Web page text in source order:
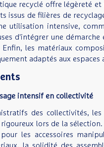
recyclé offre légèreté
issus de filières de
utilisation intensive,
d'intégrer une
les matériaux
adaptés aux
intensif en collectivité
des collectivités,
lors de la
les accessoires